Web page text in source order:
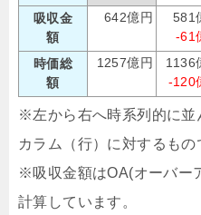
吸収金
額
642億円
581
-61
時価総
額
1257億円
1136
-120
※左から右へ時系列的に並
カラム（行）に対するもの
※吸収金額はOA(オーバー
計算しています。